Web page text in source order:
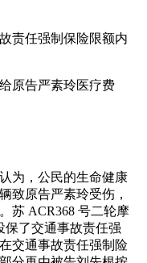
责任强制保险限额内
原告严素玲医疗费
为，公民的生命健康
致原告严素玲受伤，
苏 ACR368 号二轮摩
保了交通事故责任强
交通事故责任强制险